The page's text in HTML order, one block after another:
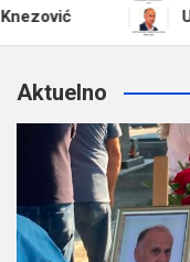
preminuo
Aktuelno